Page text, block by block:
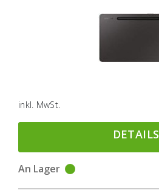
inkl. MwSt.
DETAILS
An Lager